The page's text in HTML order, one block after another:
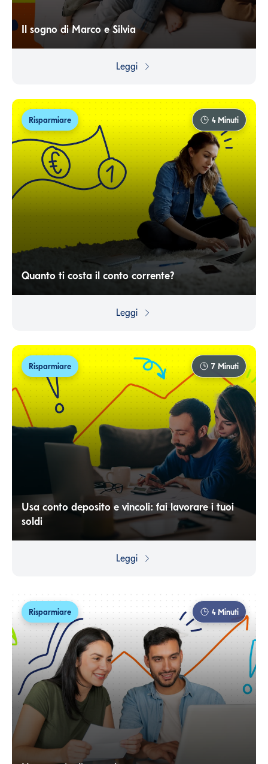
Il sogno di Marco e Silvia
Realizzare un sogno è possibile, se si guarda oltre ai
Leggi
Risparmiare 4Minuti
Quanto ti costa il conto corrente?
pagamenti, finanziamenti e investimenti. Ma, come ogni
Leggi
Risparmiare 7 Minuti
Usa conto deposito e vincoli: fai lavorare i tuoi
soldi
Fai fruttare i tuoi risparmi: usa un conto deposito o
attivi sul capitale in giacenza.
Leggi
Risparmiare 4Minuti